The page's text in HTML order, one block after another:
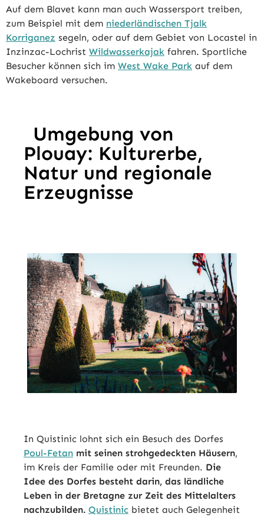
Auf dem Blavet kann man auch Wassersport treiben,
zum Beispiel mit dem niederländischen Tjalk
Korriganez segeln, oder auf dem Gebiet von Locastel in
Inzinzac-Lochrist Wildwasserkajak fahren. Sportliche
Besucher können sich im West Wake Park auf dem
Wakeboard versuchen.
Umgebung von
Plouay: Kulturerbe,
Natur und regionale
Erzeugnisse
In Quistinic lohnt sich ein Besuch des Dorfes
Poul-Fetan mit seinen strohgedeckten Häusern,
im Kreis der Familie oder mit Freunden. Die
Idee des Dorfes besteht darin, das ländliche
Leben in der Bretagne zur Zeit des Mittelalters
nachzubilden. Quistinic bietet auch Gelegenheit